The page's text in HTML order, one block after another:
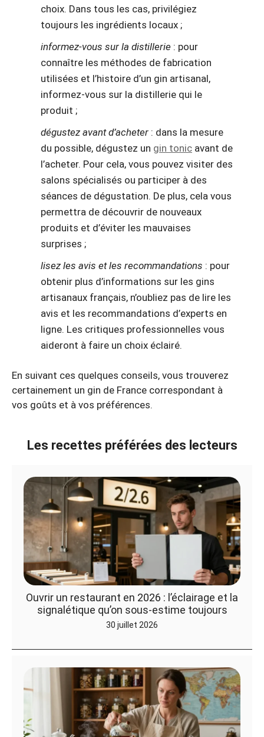
choix. Dans tous les cas, privilégiez
toujours les ingrédients locaux ;
informez-vous sur la distillerie : pour
connaître les méthodes de fabrication
utilisées et l’histoire d’un gin artisanal,
informez-vous sur la distillerie qui le
produit ;
dégustez avant d’acheter : dans la mesure
du possible, dégustez un gin tonic avant de
l’acheter. Pour cela, vous pouvez visiter des
salons spécialisés ou participer à des
séances de dégustation. De plus, cela vous
permettra de découvrir de nouveaux
produits et d’éviter les mauvaises
surprises ;
lisez les avis et les recommandations : pour
obtenir plus d’informations sur les gins
artisanaux français, n’oubliez pas de lire les
avis et les recommandations d’experts en
ligne. Les critiques professionnelles vous
aideront à faire un choix éclairé.
En suivant ces quelques conseils, vous trouverez
certainement un gin de France correspondant à
vos goûts et à vos préférences.
Les recettes préférées des lecteurs
Ouvrir un restaurant en 2026 : l’éclairage et la
signalétique qu’on sous-estime toujours
30 juillet 2026